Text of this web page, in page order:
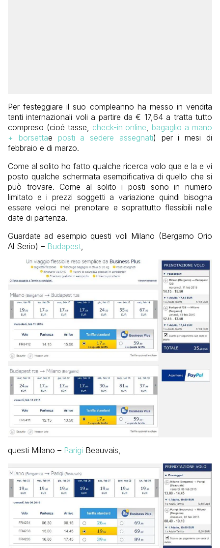
Per festeggiare il suo compleanno ha messo in vendita
tanti internazionali voli a partire da € 17,64 a tratta tutto
compreso (cioé tasse, check-in online
bagaglio a mano
+ borsettae posti a sedere assegnati) per i mesi di
febbraio e di marzo.
Come al solito ho fatto qualche ricerca volo qua e la e vi
posto qualche schermata esempificativa di quello che si
può trovare. Come al solito i posti sono in numero
limitato e i prezzi soggetti a variazione quindi bisogna
essere veloci nel prenotare e soprattutto flessibili nelle
date di partenza.
Guardate ad esempio questi voli Milano (Bergamo Orio
Al Serio) – Budapest
questi Milano – Parigi Beauvais,